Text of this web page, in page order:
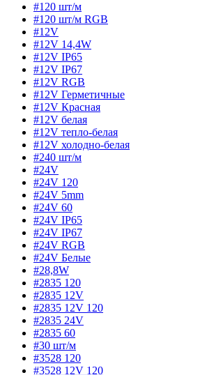
#120 шт/м
#120 шт/м RGB
#12V
#12V 14,4W
#12V IP65
#12V IP67
#12V RGB
#12V Герметичные
#12V Красная
#12V белая
#12V тепло-белая
#12V холодно-белая
#240 шт/м
#24V
#24V 120
#24V 5mm
#24V 60
#24V IP65
#24V IP67
#24V RGB
#24V Белые
#28,8W
#2835 120
#2835 12V
#2835 12V 120
#2835 24V
#2835 60
#30 шт/м
#3528 120
#3528 12V 120